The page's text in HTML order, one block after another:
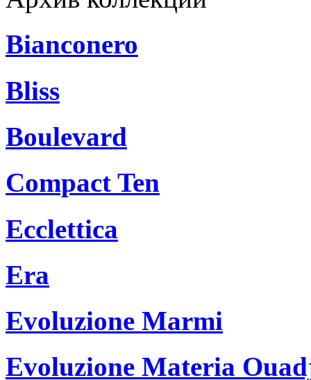
Bianconero
Bliss
Boulevard
Compact Ten
Ecclettica
Era
Evoluzione Marmi
Evoluzione Materia